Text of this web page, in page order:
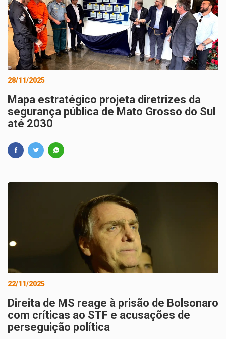
28/11/2025
Mapa estratégico projeta diretrizes da
segurança pública de Mato Grosso do Sul
até 2030
22/11/2025
Direita de MS reage à prisão de Bolsonaro
com críticas ao STF e acusações de
perseguição política